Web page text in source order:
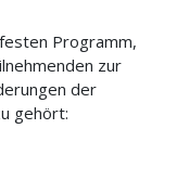
Programm,
zur
der
gehört: